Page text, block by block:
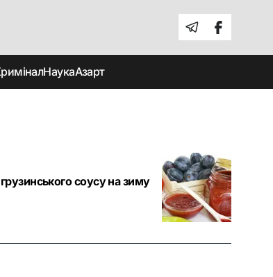
НаукаАзарт
соусу на зиму